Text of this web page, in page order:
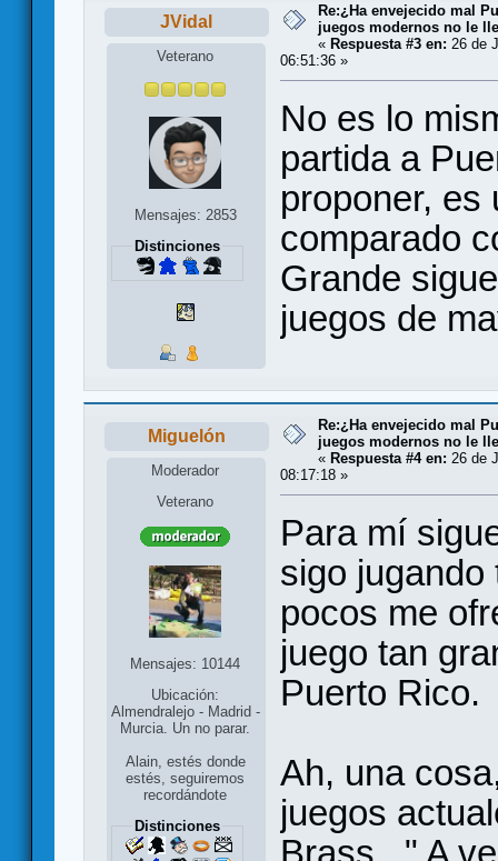
JVidal
Veterano
Mensajes: 2853
Distinciones
Re:¿Ha envejecido mal
juegos modernos no le
« Respuesta #3 en: 26 de
06:51:36 »
No es lo
partida a
proponer, es
comparado
Grande
juegos de
Miguelón
Moderador
Veterano
Mensajes: 10144
Ubicación:
Almendralejo - Madrid -
Murcia. Un no parar.
Alain, estés donde
estés, seguiremos
recordándote
Distinciones
Re:¿Ha envejecido mal
juegos modernos no le
« Respuesta #4 en: 26 de
08:17:18 »
Para mí
sigo jugando
pocos me
juego tan
Puerto Rico.
Ah, una
juegos
Brass..." A